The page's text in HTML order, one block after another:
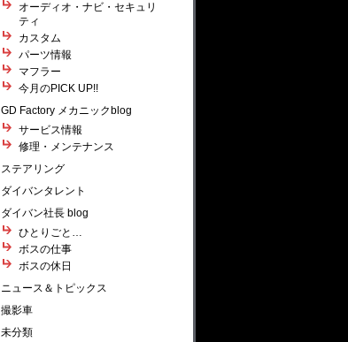
オーディオ・ナビ・セキュリ
ティ
カスタム
パーツ情報
マフラー
今月のPICK UP!!
GD Factory メカニックblog
サービス情報
修理・メンテナンス
ステアリング
ダイバンタレント
ダイバン社長 blog
ひとりごと…
ボスの仕事
ボスの休日
ニュース＆トピックス
撮影車
未分類